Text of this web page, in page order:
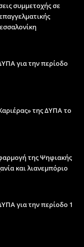
συμμετοχής σε
για την περίοδο
της ΔΥΠΑ το
της Ψηφιακής
και λιανεμπόριο
για την περίοδο 1